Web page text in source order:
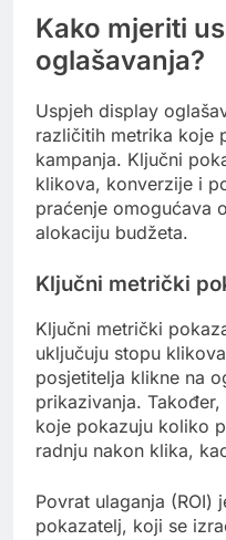
Kako mjeriti
oglašavanja?
Uspjeh display
različitih metrika koje
kampanja. Ključni
klikova, konverzije i
praćenje omogućava
alokaciju budžeta.
Ključni metrički
Ključni metrički
uključuju stopu
posjetitelja klikne na
prikazivanja.
koje pokazuju koliko
radnju nakon klika,
Povrat ulaganja (ROI)
pokazatelj, koji se